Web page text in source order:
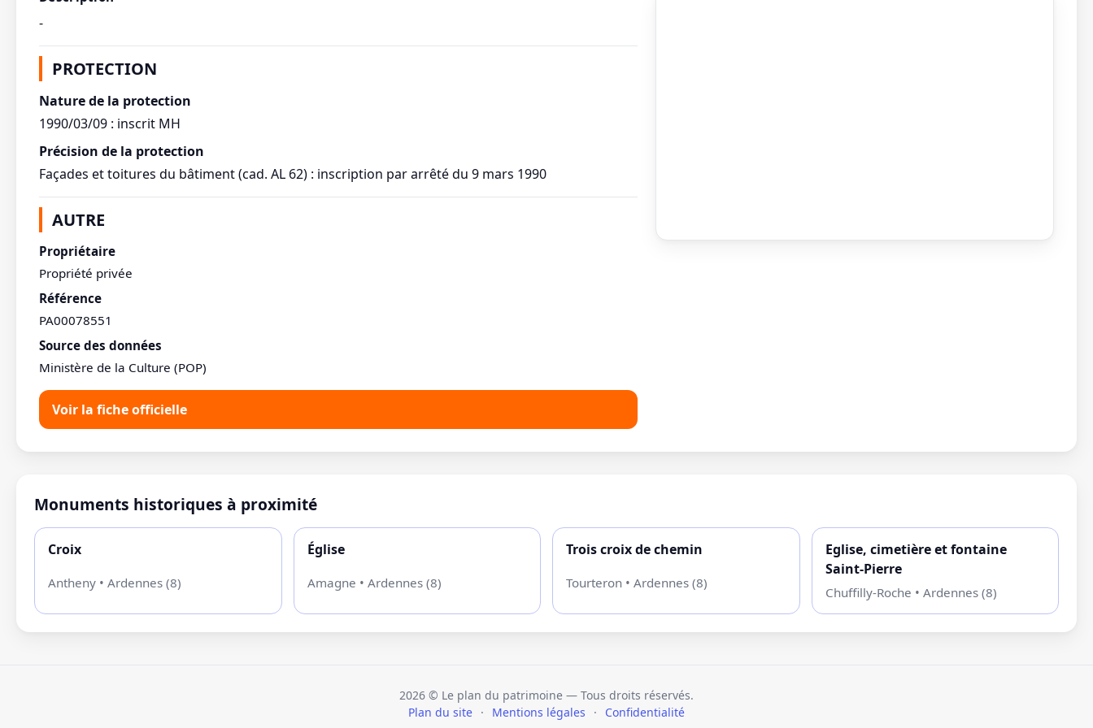
-
PROTECTION
Nature de la protection
1990/03/09 : inscrit MH
Précision de la protection
Façades et toitures du bâtiment (cad. AL 62) : inscription par arrêté du 9 mars 1990
AUTRE
Propriétaire
Propriété privée
Référence
PA00078551
Source des données
Ministère de la Culture (POP)
Voir la fiche officielle
Monuments historiques à proximité
Croix
Antheny • Ardennes (8)
Église
Amagne • Ardennes (8)
Trois croix de chemin
Tourteron • Ardennes (8)
Eglise, cimetière et fontaine
Saint-Pierre
Chuffilly-Roche • Ardennes (8)
2026 © Le plan du patrimoine — Tous droits réservés.
Plan du site · Mentions légales · Confidentialité